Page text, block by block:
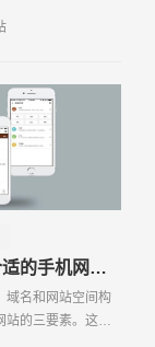
现在手机端网站
怎样选择合适的手机网站空间
名和网站空间构
的三要素。这三
名字